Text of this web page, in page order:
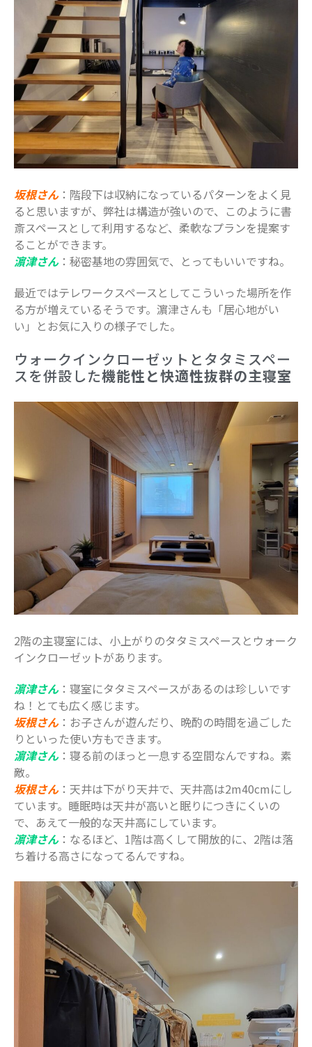
坂根さん：階段下は収納になっているパターンをよく見
ると思いますが、弊社は構造が強いので、このように書
斎スペースとして利用するなど、柔軟なプランを提案す
ることができます。
濵津さん：秘密基地の雰囲気で、とってもいいですね。
最近ではテレワークスペースとしてこういった場所を作
る方が増えているそうです。濵津さんも「居心地がい
い」とお気に入りの様子でした。
ウォークインクローゼットとタタミスペー
スを併設した機能性と快適性抜群の主寝室
2階の主寝室には、小上がりのタタミスペースとウォーク
インクローゼットがあります。
濵津さん：寝室にタタミスペースがあるのは珍しいです
ね！とても広く感じます。
坂根さん：お子さんが遊んだり、晩酌の時間を過ごした
りといった使い方もできます。
濵津さん：寝る前のほっと一息する空間なんですね。素
敵。
坂根さん：天井は下がり天井で、天井高は2m40cmにし
ています。睡眠時は天井が高いと眠りにつきにくいの
で、あえて一般的な天井高にしています。
濵津さん：なるほど、1階は高くして開放的に、2階は落
ち着ける高さになってるんですね。